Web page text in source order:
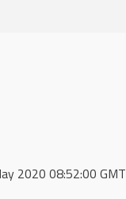
2020 08:52:00 GMT